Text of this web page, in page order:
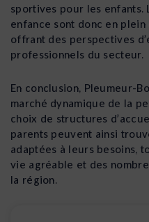
sportives pour les enfants.
enfance sont donc en
offrant des perspectives
professionnels du secteur.
En conclusion, Pleumeur-
marché dynamique de la
choix de structures
parents peuvent ainsi
adaptées à leurs besoins,
vie agréable et des
la région.